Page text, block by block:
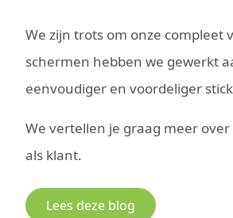
We zijn trots om onze compleet
schermen hebben we gewerkt
eenvoudiger en voordeliger
We vertellen je graag meer
als klant.
Lees deze blog